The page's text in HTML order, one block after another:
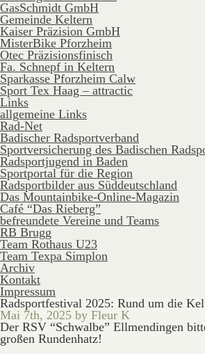
GasSchmidt GmbH
Gemeinde Keltern
Kaiser Präzision GmbH
MisterBike Pforzheim
Otec Präzisionsfinisch
Fa. Schnepf in Keltern
Sparkasse Pforzheim Calw
Sport Tex Haag – attractic
Links
allgemeine Links
Rad-Net
Badischer Radsportverband
Sportversicherung des Badischen
Radsportjugend in Baden
Sportportal für die Region
Radsportbilder aus Süddeutschland
Das Mountainbike-Online-Magazin
Café “Das Rieberg”
befreundete Vereine und Teams
RB Brugg
Team Rothaus U23
Team Texpa Simplon
Archiv
Kontakt
Impressum
Radsportfestival 2025: Rund um die
Mai 7th, 2025 by Fleur K
Der RSV “Schwalbe” Ellmendingen
großen Rundenhatz!